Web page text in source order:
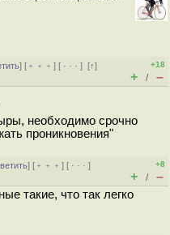
] [ ﹢﹢﹢] [ · · ·][↑]
+18
+ / –
необходимо срочно
проникновения"
] [ ﹢﹢﹢] [ · · ·]
+8
+ / –
такие, что так легко